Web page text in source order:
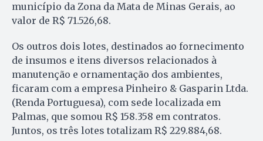
município da Zona da Mata de Minas Gerais, ao
valor de R$ 71.526,68.
Os outros dois lotes, destinados ao fornecimento
de insumos e itens diversos relacionados à
manutenção e ornamentação dos ambientes,
ficaram com a empresa Pinheiro & Gasparin Ltda.
(Renda Portuguesa), com sede localizada em
Palmas, que somou R$ 158.358 em contratos.
Juntos, os três lotes totalizam R$ 229.884,68.